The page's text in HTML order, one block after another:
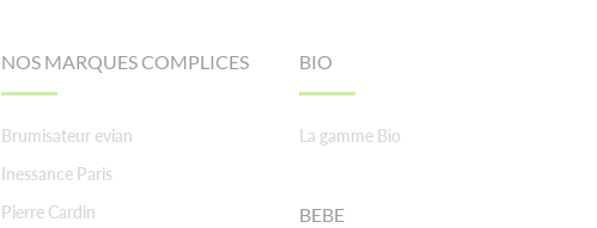
NOS MARQUES COMPLICES
Brumisateur evian
Inessance Paris
Pierre Cardin
BIO
La gamme Bio
BEBE